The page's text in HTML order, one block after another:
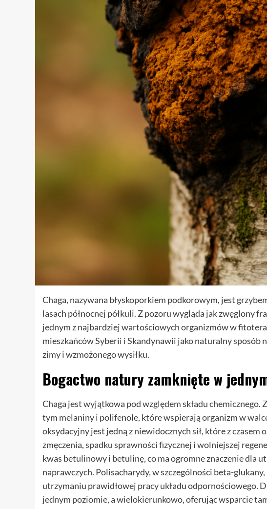
Chaga, nazywana błyskoporkiem podkorowym, jest
lasach północnej półkuli. Z pozoru wygląda jak zwęglony
jednym z najbardziej wartościowych organizmów w
mieszkańców Syberii i Skandynawii jako naturalny sposób
zimy i wzmożonego wysiłku.
Bogactwo natury zamknięte w
Chaga jest wyjątkowa pod względem składu
tym melaniny i polifenole, które wspierają organizm w
oksydacyjny jest jedną z niewidocznych sił, które z czasem
zmęczenia, spadku sprawności fizycznej i wolniejszej
kwas betulinowy i betulinę, co ma ogromne znaczenie dla
naprawczych. Polisacharydy, w szczególności beta-
utrzymaniu prawidłowej pracy układu odpornościowego.
jednym poziomie, a wielokierunkowo, oferując wsparcie